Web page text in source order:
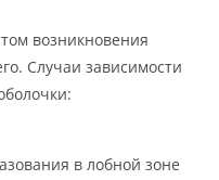
возникновения
Случаи зависимости
в лобной зоне